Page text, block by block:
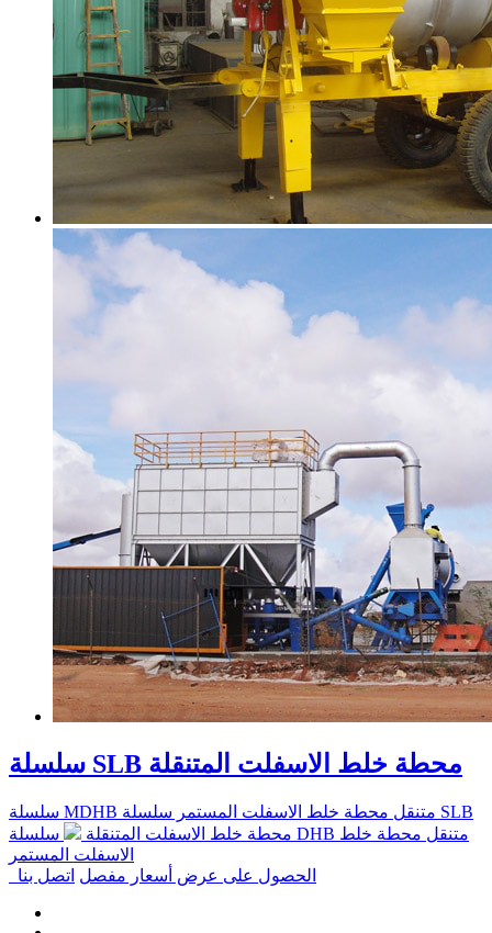
سلسلة SLB محطة خلط الاسفلت المتنقلة
سلسلة MDHB متنقل محطة خلط الاسفلت المستمر سلسلة SLB
محطة خلط الاسفلت المتنقلة
سلسلة DHB متنقل محطة خلط
الاسفلت المستمر
الحصول على عرض أسعار مفصل اتصل بنا